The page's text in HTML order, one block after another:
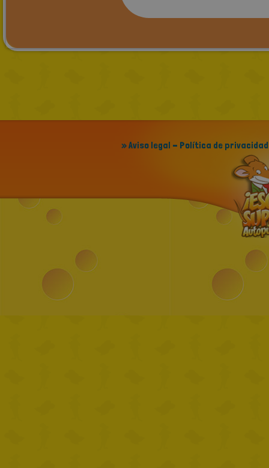
» Aviso legal - Política de privacidad